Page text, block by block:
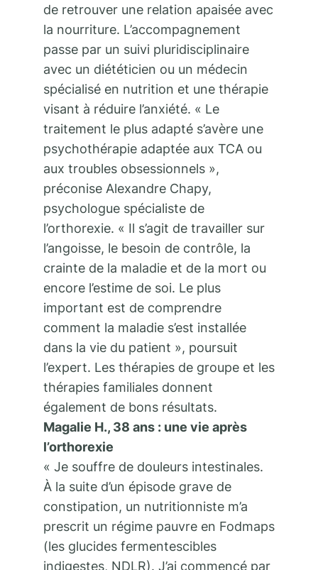
de retrouver une relation apaisée avec
la nourriture. L’accompagnement
passe par un suivi pluridisciplinaire
avec un diététicien ou un médecin
spécialisé en nutrition et une thérapie
visant à réduire l’anxiété. « Le
traitement le plus adapté s’avère une
psychothérapie adaptée aux TCA ou
aux troubles obsessionnels »,
préconise Alexandre Chapy,
psychologue spécialiste de
l’orthorexie. « Il s’agit de travailler sur
l’angoisse, le besoin de contrôle, la
crainte de la maladie et de la mort ou
encore l’estime de soi. Le plus
important est de comprendre
comment la maladie s’est installée
dans la vie du patient », poursuit
l’expert. Les thérapies de groupe et les
thérapies familiales donnent
également de bons résultats.
Magalie H., 38 ans : une vie après
l’orthorexie
« Je souffre de douleurs intestinales.
À la suite d’un épisode grave de
constipation, un nutritionniste m’a
prescrit un régime pauvre en Fodmaps
(les glucides fermentescibles
indigestes, NDLR). J’ai commencé par